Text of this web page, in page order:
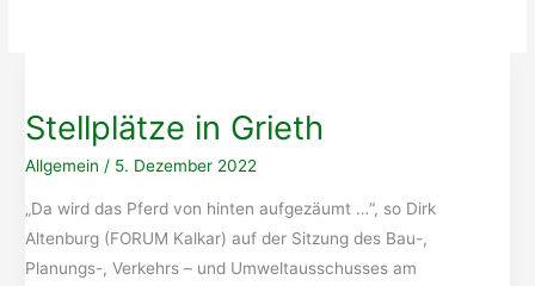
Stellplätze in Grieth
Allgemein / 5. Dezember 2022
„Da wird das Pferd von hinten aufgezäumt …“, so Dirk
Altenburg (FORUM Kalkar) auf der Sitzung des Bau-,
Planungs-, Verkehrs – und Umweltausschusses am